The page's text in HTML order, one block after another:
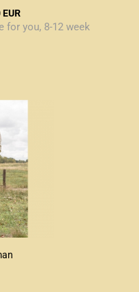
for you, 8-12 week